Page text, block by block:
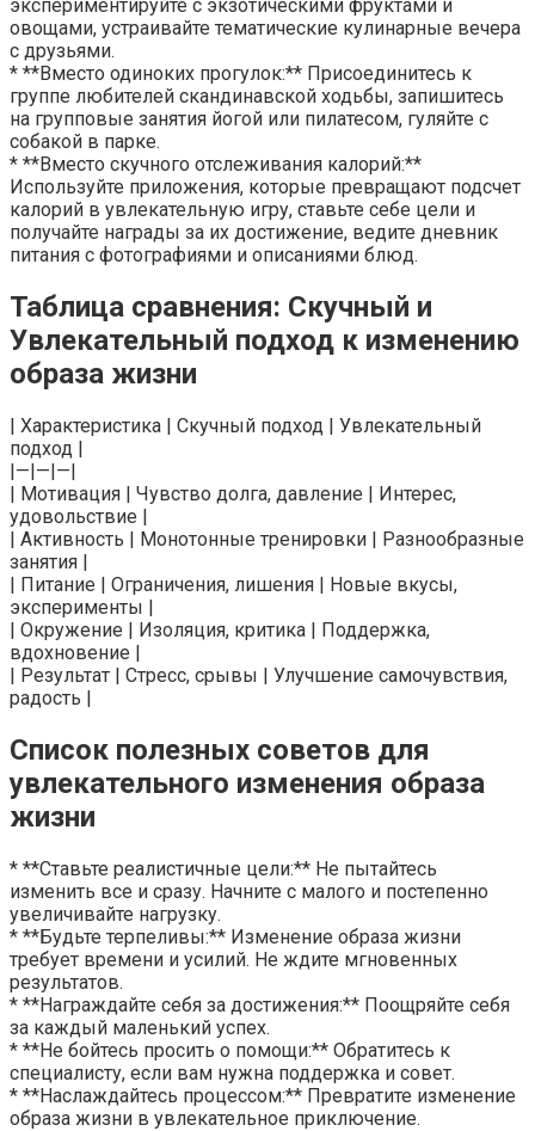
экспериментируйте с экзотическими фруктами и
овощами, устраивайте тематические кулинарные вечера
с друзьями.
* **Вместо одиноких прогулок:** Присоединитесь к
группе любителей скандинавской ходьбы, запишитесь
на групповые занятия йогой или пилатесом, гуляйте с
собакой в парке.
* **Вместо скучного отслеживания калорий:**
Используйте приложения, которые превращают подсчет
калорий в увлекательную игру, ставьте себе цели и
получайте награды за их достижение, ведите дневник
питания с фотографиями и описаниями блюд.
Таблица сравнения: Скучный и
Увлекательный подход к изменению
образа жизни
| Характеристика | Скучный подход | Увлекательный
подход |
|—|—|—|
| Мотивация | Чувство долга, давление | Интерес,
удовольствие |
| Активность | Монотонные тренировки | Разнообразные
занятия |
| Питание | Ограничения, лишения | Новые вкусы,
эксперименты |
| Окружение | Изоляция, критика | Поддержка,
вдохновение |
| Результат | Стресс, срывы | Улучшение самочувствия,
радость |
Список полезных советов для
увлекательного изменения образа
жизни
* **Ставьте реалистичные цели:** Не пытайтесь
изменить все и сразу. Начните с малого и постепенно
увеличивайте нагрузку.
* **Будьте терпеливы:** Изменение образа жизни
требует времени и усилий. Не ждите мгновенных
результатов.
* **Награждайте себя за достижения:** Поощряйте себя
за каждый маленький успех.
* **Не бойтесь просить о помощи:** Обратитесь к
специалисту, если вам нужна поддержка и совет.
* **Наслаждайтесь процессом:** Превратите изменение
образа жизни в увлекательное приключение.